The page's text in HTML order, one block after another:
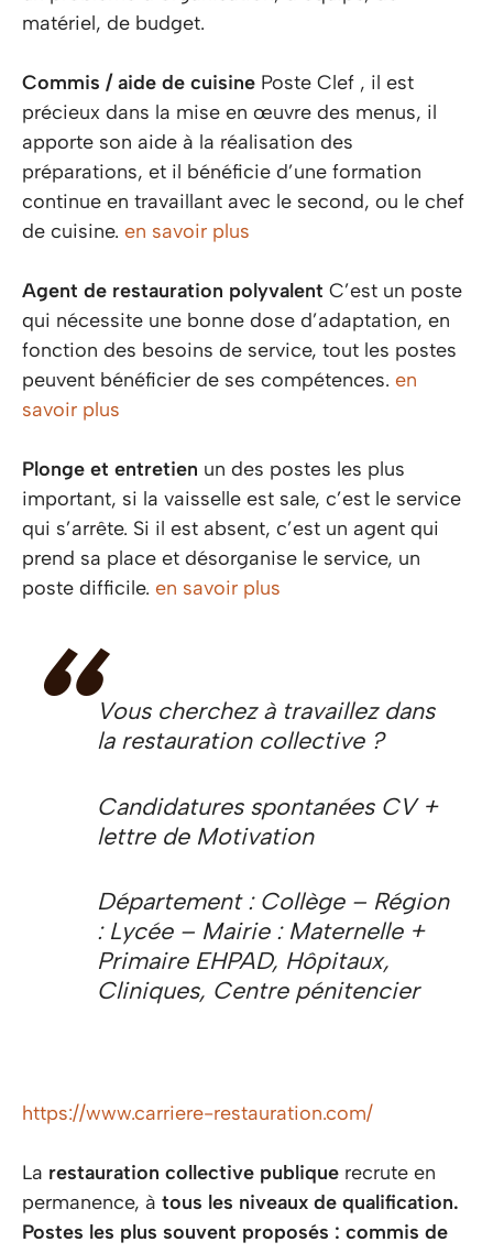
matériel, de budget.
Commis / aide de cuisine Poste Clef , il est
précieux dans la mise en œuvre des menus, il
apporte son aide à la réalisation des
préparations, et il bénéficie d’une formation
continue en travaillant avec le second, ou le chef
de cuisine. en savoir plus
Agent de restauration polyvalent C’est un poste
qui nécessite une bonne dose d’adaptation, en
fonction des besoins de service, tout les postes
peuvent bénéficier de ses compétences. en
savoir plus
Plonge et entretien un des postes les plus
important, si la vaisselle est sale, c’est le service
qui s’arrête. Si il est absent, c’est un agent qui
prend sa place et désorganise le service, un
poste difficile. en savoir plus
Vous cherchez à travaillez dans
la restauration collective ?
Candidatures spontanées CV +
lettre de Motivation
Département : Collège – Région
: Lycée – Mairie : Maternelle +
Primaire EHPAD, Hôpitaux,
Cliniques, Centre pénitencier
https://www.carriere-restauration.com/
La restauration collective publique recrute en
permanence, à tous les niveaux de qualification.
Postes les plus souvent proposés : commis de